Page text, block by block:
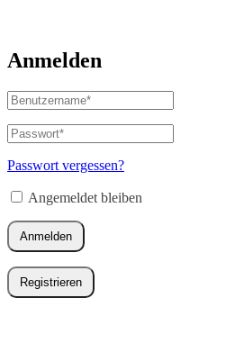
Anmelden
Benutzername
oder
E-
Mail-
Adresse*
Passwort*
Erforderlich
Passwort vergessen?
Angemeldet bleiben
Anmelden
Registrieren